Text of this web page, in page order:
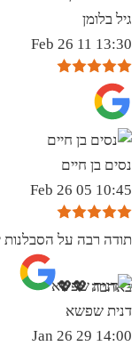
גיל בלומן
13:30 11 Feb 26
נסים בן חיים
10:45 05 Feb 26
תודה רבה על
באהבה 💖💖
דנית שפשא
14:00 29 Jan 26